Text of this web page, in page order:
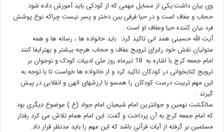
وی بیان داشت:یکی از مسایل مهمی که از کودکی باید آموزش داده شود
حجاب و عفاف است و در حیا فرقی بین دختر و پسر نیست چراکه نوع پوشش
فرد بیان کننده حیا وعفاف او است .
آیت الله حسینی همد انی تاکید کرد: باید خانواده ها ، رسانه ها و همه
متولیان نقش خود رابرای ترویج عفاف و حجاب هرچه بیشتر و بهترایفا کنند.
امام جمعه کرج با اشاره به 18 تیرماه روز ملی ادبیات کودک و نوجوان بر
ترویج کتابخوانی در کودکان تاکید کرد و از خانواده ها خواست تا با توجه به
این مهم تربیت درست کودکان را همسو با ارزشهای الهی و انقلابی در پیش
گیرند .
سالگشت نهمین و جوانترین امام شیعیان امام جواد (ع ) موضوع دیگری بود
که امام جمعه کرج به آن پرداخت و گفت: این امام همام تلاش می کرد رفتار
مسلمین بر گرفته از آیات قرآنی باشد که این مهم را باید مدنظر قرار داد.